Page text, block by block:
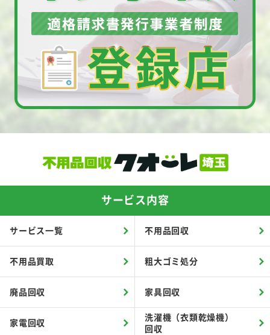
サービス内容
サービス一覧 不用品回収
不用品買取 粗大ゴミ処分
廃品回収 家具回収
家電回収
洗濯機（衣類乾燥機）
回収